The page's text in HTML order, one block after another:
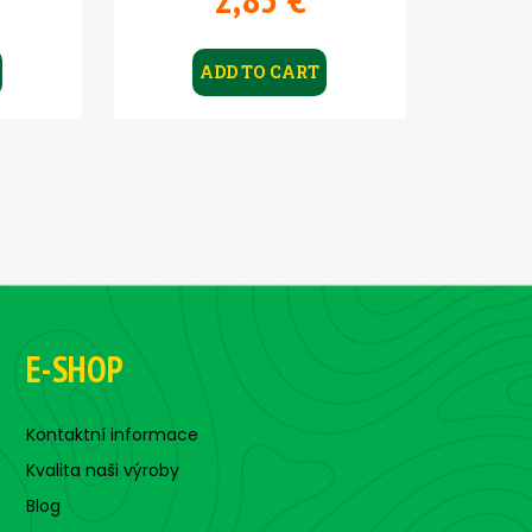
ADD TO CART
E-SHOP
Kontaktní informace
Kvalita naši výroby
Blog